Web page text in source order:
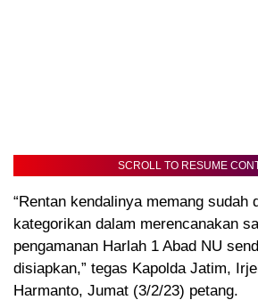
SCROLL TO RESUME
“Rentan kendalinya memang sudah
kategorikan dalam merencanakan
pengamanan Harlah 1 Abad NU
disiapkan,” tegas Kapolda Jatim,
Harmanto, Jumat (3/2/23) petang.